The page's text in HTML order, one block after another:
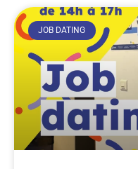
JOB DATING